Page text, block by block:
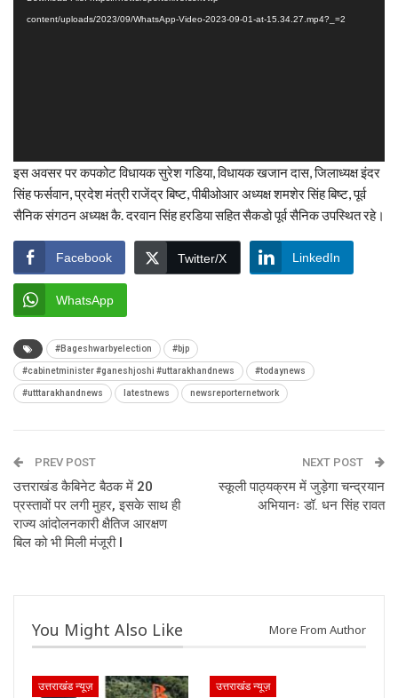
content/uploads/2023/09/WhatsApp-Video-2023-09-01-at-15.34.27.mp4?_=2
इस अवसर पर कपकोट विधायक सुरेश गडिया, विधायक खजान दास, जिलाध्यक्ष इंदर
सिंह फर्सवान, प्रदेश मंत्री राजेंद्र बिष्ट, पीबीओआर अध्यक्ष शमशेर सिंह बिष्ट, पूर्व
सैनिक संगठन अध्यक्ष कै. दरवान सिंह हरडिया सहित सैकडो पूर्व सैनिक उपस्थित रहे।
Facebook Twitter/X LinkedIn
WhatsApp
#Bageshwarbyelection #bjp
#cabinetminister #ganeshjoshi #uttarakhandnews #todaynews
#utttarakhandnews latestnews newsreporternetwork
PREV POST
उत्तराखंड कैबिनेट बैठक में 20
प्रस्तावों पर लगी मुहर, इसके साथ ही
राज्य आंदोलनकारी क्षैतिज आरक्षण
बिल को भी मिली मंजूरी I
NEXT POST
स्कूली पाठ्यक्रम में जुड़ेगा चन्द्रयान
अभियानः डॉ. धन सिंह रावत
You Might Also Like More From Author
उत्तराखंड न्यूज़ उत्तराखंड न्यूज़